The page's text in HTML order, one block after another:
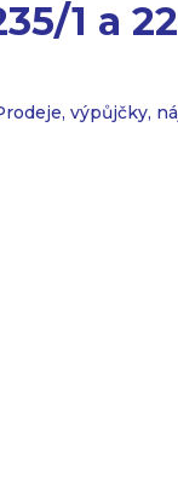
1 a
výpůjčky,